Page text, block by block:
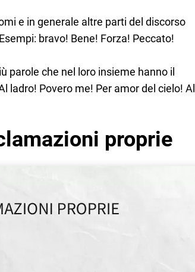
e in generale altre parti del discorso
bravo! Bene! Forza! Peccato!
parole che nel loro insieme hanno il
ladro! Povero me! Per amor del cielo! Al
proprie